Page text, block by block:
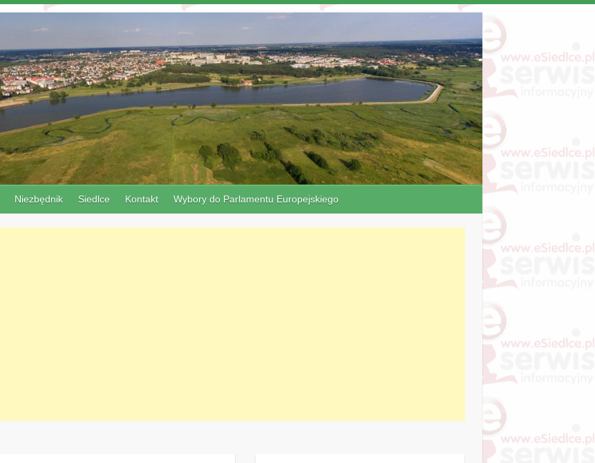
Niezbędnik Siedlce Kontakt Wybory do Parlamentu Europejskiego